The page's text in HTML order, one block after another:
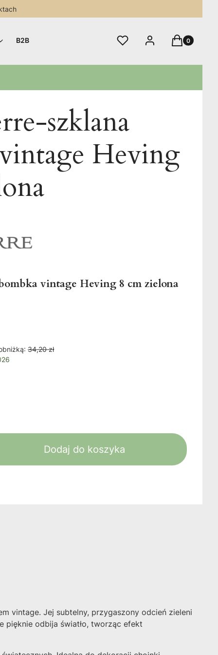
B2B Ulubione Zaloguj sięProdukty w
Koszyk
szklana
Heving
vintage Heving 8 cm zielona
34,20 zł
Dodaj do koszyka
vintage. Jej subtelny, przygaszony odcień zieleni
pięknie odbija światło, tworząc efekt